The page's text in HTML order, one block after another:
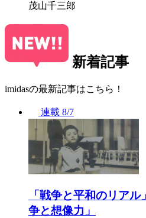
茂山千三郎
新着記事
imidasの最新記事はこちら！
連載 8/7
「戦争と平和のリア
争と想像力」